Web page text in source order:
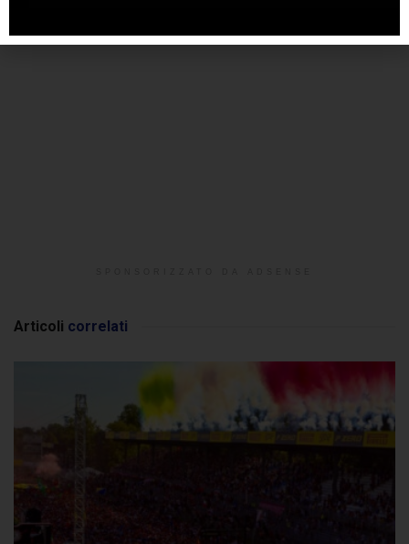
Articoli correlati